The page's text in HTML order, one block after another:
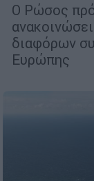
Ο Ρώσος
διαφόρων
Ευρώπης